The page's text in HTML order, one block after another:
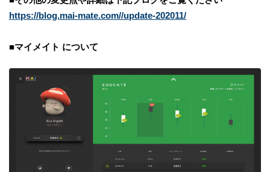
https://blog.mai-mate.com//update-202011/
■マイメイト について